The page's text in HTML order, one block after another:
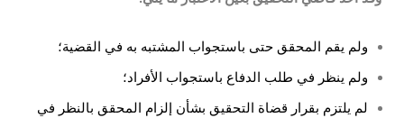
ولم يقم المحقق حتى باستجواب المشتبه به في القضية؛
ولم ينظر في طلب الدفاع باستجواب الأفراد؛
لم يلتزم بقرار قضاة التحقيق بشأن إلزام المحقق بالنظر في